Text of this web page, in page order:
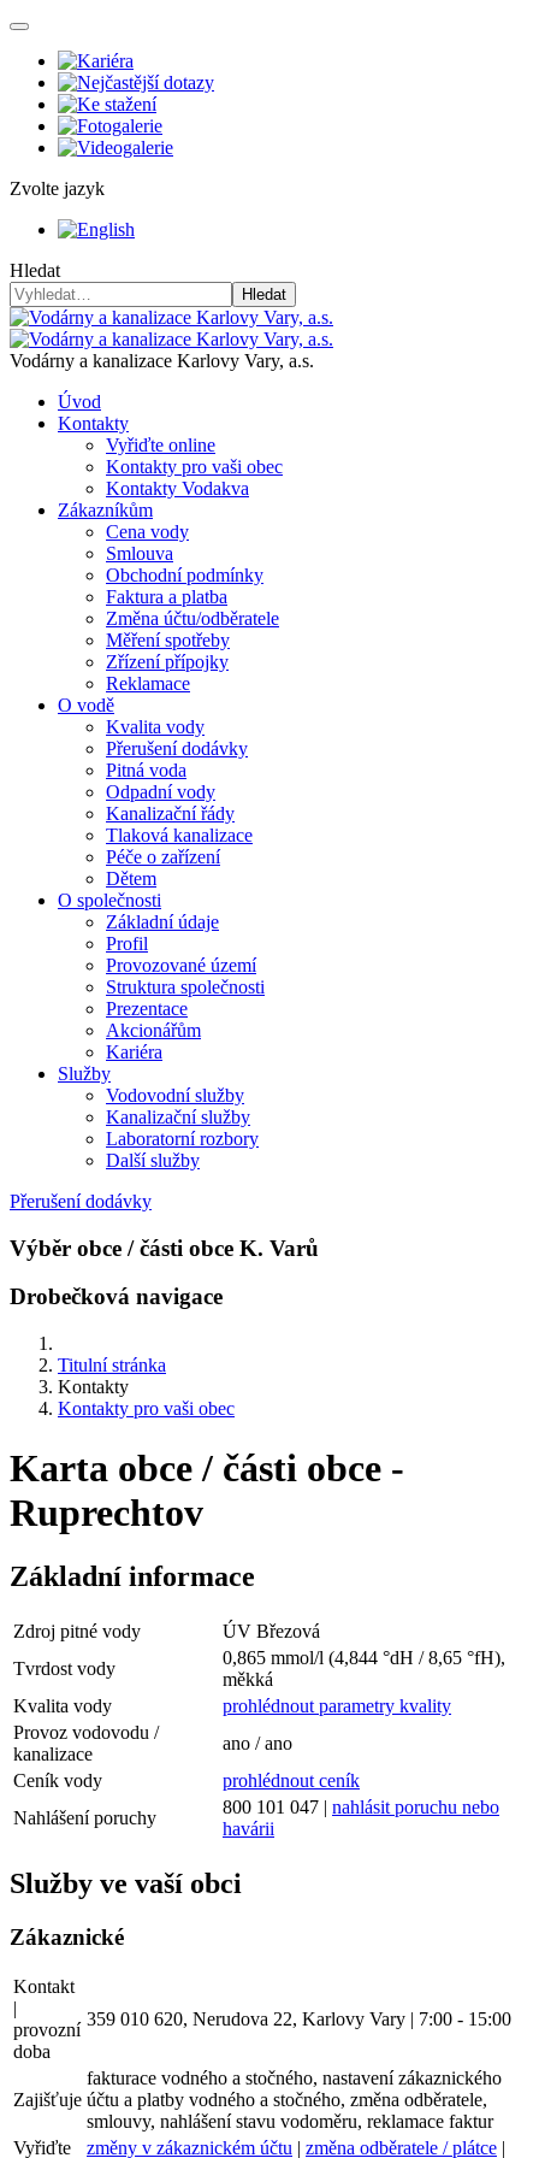
Zvolte jazyk
Hledat
Hledat
Vodárny a kanalizace Karlovy Vary, a.s.
Úvod
Kontakty
Vyřiďte online
Kontakty pro vaši obec
Kontakty Vodakva
Zákazníkům
Cena vody
Smlouva
Obchodní podmínky
Faktura a platba
Změna účtu/odběratele
Měření spotřeby
Zřízení přípojky
Reklamace
O vodě
Kvalita vody
Přerušení dodávky
Pitná voda
Odpadní vody
Kanalizační řády
Tlaková kanalizace
Péče o zařízení
Dětem
O společnosti
Základní údaje
Profil
Provozované území
Struktura společnosti
Prezentace
Akcionářům
Kariéra
Služby
Vodovodní služby
Kanalizační služby
Laboratorní rozbory
Další služby
Přerušení dodávky
Výběr obce / části obce K. Varů
Drobečková navigace
Titulní stránka
Kontakty
Kontakty pro vaši obec
Karta obce / části obce -
Ruprechtov
Základní informace
Zdroj pitné vody
ÚV Březová
Tvrdost vody
0,865 mmol/l (4,844 °dH / 8,65 °fH),
měkká
Kvalita vody
prohlédnout parametry kvality
Provoz vodovodu /
kanalizace
ano / ano
Ceník vody
prohlédnout ceník
Nahlášení poruchy
800 101 047 | nahlásit poruchu nebo
havárii
Služby ve vaší obci
Zákaznické
Kontakt
provozní
doba
359 010 620, Nerudova 22, Karlovy Vary | 7:00 - 15:00
Zajišťuje
fakturace vodného a stočného, nastavení zákaznického
účtu a platby vodného a stočného, změna odběratele,
smlouvy, nahlášení stavu vodoměru, reklamace faktur
Vyřiďte
změny v zákaznickém účtu změna odběratele / plátce